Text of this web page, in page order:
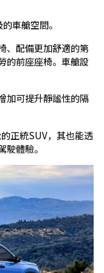
車艙空間。
、配備更加舒適的第
的前座座椅。車艙設
加可提升靜謐性的隔
正統SUV，其也能透
體驗。